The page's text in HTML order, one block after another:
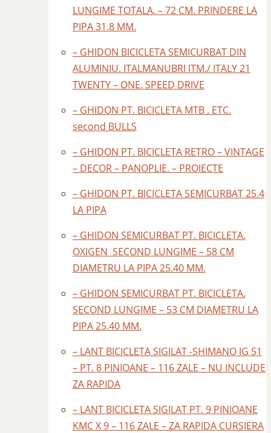
LUNGIME TOTALA. – 72 CM. PRINDERE LA
PIPA 31.8 MM.
– GHIDON BICICLETA SEMICURBAT DIN
ALUMINIU. ITALMANUBRI ITM./ ITALY 21
TWENTY – ONE. SPEED DRIVE
– GHIDON PT. BICICLETA MTB . ETC.
second BULLS
– GHIDON PT. BICICLETA RETRO – VINTAGE
– DECOR – PANOPLIE. – PROIECTE
– GHIDON PT. BICICLETA SEMICURBAT 25.4
LA PIPA
– GHIDON SEMICURBAT PT. BICICLETA.
OXIGEN SECOND LUNGIME – 58 CM
DIAMETRU LA PIPA 25.40 MM.
– GHIDON SEMICURBAT PT. BICICLETA.
SECOND LUNGIME – 53 CM DIAMETRU LA
PIPA 25.40 MM.
– LANT BICICLETA SIGILAT -SHIMANO IG 51
– PT. 8 PINIOANE – 116 ZALE – NU INCLUDE
ZA RAPIDA
– LANT BICICLETA SIGILAT PT. 9 PINIOANE
KMC X 9 – 116 ZALE – ZA RAPIDA CURSIERA